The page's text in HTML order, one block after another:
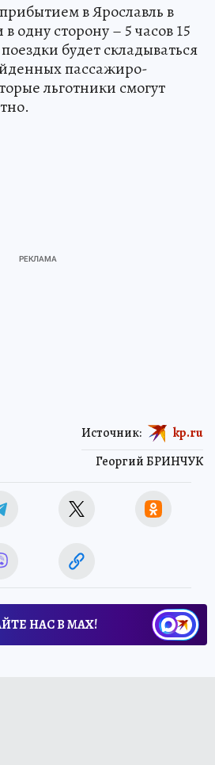
в Ярославль в
одну сторону – 5 часов 15
будет складываться
пассажиро-
льготники смогут
Георгий БРИНЧУК
Источник: kp.ru
НАС В МАХ!